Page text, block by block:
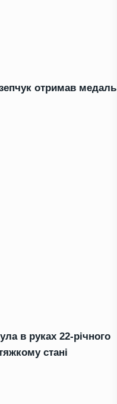
отримав медаль
в руках 22-річного
стані